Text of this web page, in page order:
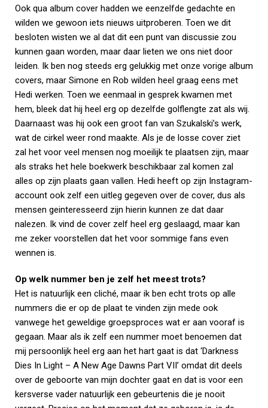
Ook qua album cover hadden we eenzelfde gedachte en
wilden we gewoon iets nieuws uitproberen. Toen we dit
besloten wisten we al dat dit een punt van discussie zou
kunnen gaan worden, maar daar lieten we ons niet door
leiden. Ik ben nog steeds erg gelukkig met onze vorige album
covers, maar Simone en Rob wilden heel graag eens met
Hedi werken. Toen we eenmaal in gesprek kwamen met
hem, bleek dat hij heel erg op dezelfde golflengte zat als wij.
Daarnaast was hij ook een groot fan van Szukalski’s werk,
wat de cirkel weer rond maakte. Als je de losse cover ziet
zal het voor veel mensen nog moeilijk te plaatsen zijn, maar
als straks het hele boekwerk beschikbaar zal komen zal
alles op zijn plaats gaan vallen. Hedi heeft op zijn Instagram-
account ook zelf een uitleg gegeven over de cover, dus als
mensen geinteresseerd zijn hierin kunnen ze dat daar
nalezen. Ik vind de cover zelf heel erg geslaagd, maar kan
me zeker voorstellen dat het voor sommige fans even
wennen is.
Op welk nummer ben je zelf het meest trots?
Het is natuurlijk een cliché, maar ik ben echt trots op alle
nummers die er op de plaat te vinden zijn mede ook
vanwege het geweldige groepsproces wat er aan vooraf is
gegaan. Maar als ik zelf een nummer moet benoemen dat
mij persoonlijk heel erg aan het hart gaat is dat ‘Darkness
Dies In Light – A New Age Dawns Part VII’ omdat dit deels
over de geboorte van mijn dochter gaat en dat is voor een
kersverse vader natuurlijk een gebeurtenis die je nooit